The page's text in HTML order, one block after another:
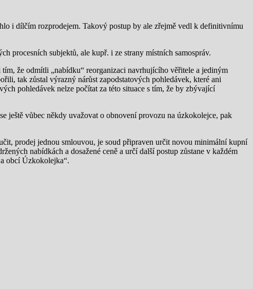
i dílčím rozprodejem. Takový postup by ale zřejmě vedl k definitivnímu
procesních subjektů, ale kupř. i ze strany místních samospráv.
že odmítli „nabídku“ reorganizaci navrhujícího věřitele a jediným
tak zůstal výrazný nárůst zapodstatových pohledávek, které ani
pohledávek nelze počítat za této situace s tím, že by zbývající
ještě vůbec někdy uvažovat o obnovení provozu na úzkokolejce, pak
prodej jednou smlouvou, je soud připraven určit novou minimální kupní
nabídkách a dosažené ceně a určí další postup zůstane v každém
obcí Úzkokolejka“.